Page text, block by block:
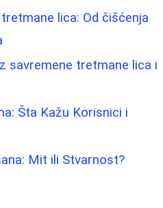
lica: Od čišćenja
savremene tretmane lica i
Šta Kažu Korisnici i
Mit ili Stvarnost?